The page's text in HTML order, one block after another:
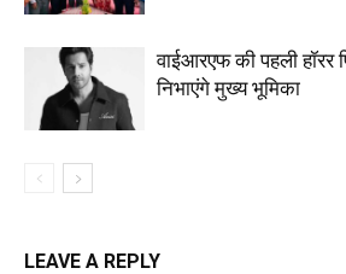
वाईआरएफ की पहली
निभाएंगे मुख्य भूमिका
LEAVE A REPLY